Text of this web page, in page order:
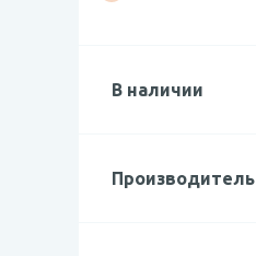
В наличии
Производитель